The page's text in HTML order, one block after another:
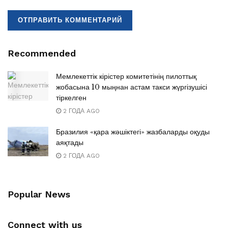
Recommended
Мемлекеттік кірістер комитетінің пилоттық
жобасына 10 мыңнан астам такси жүргізушісі
тіркелген
2 ГОДА AGO
Бразилия «қара жәшіктегі» жазбаларды оқуды
аяқтады
2 ГОДА AGO
Popular News
Connect with us